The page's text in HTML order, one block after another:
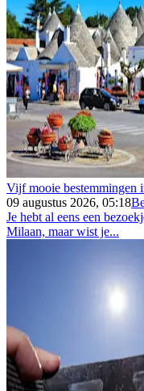
Vijf mooie bestemmingen
09 augustus 2026, 05:18
Je hebt al eens een
Milaan, maar wist je...